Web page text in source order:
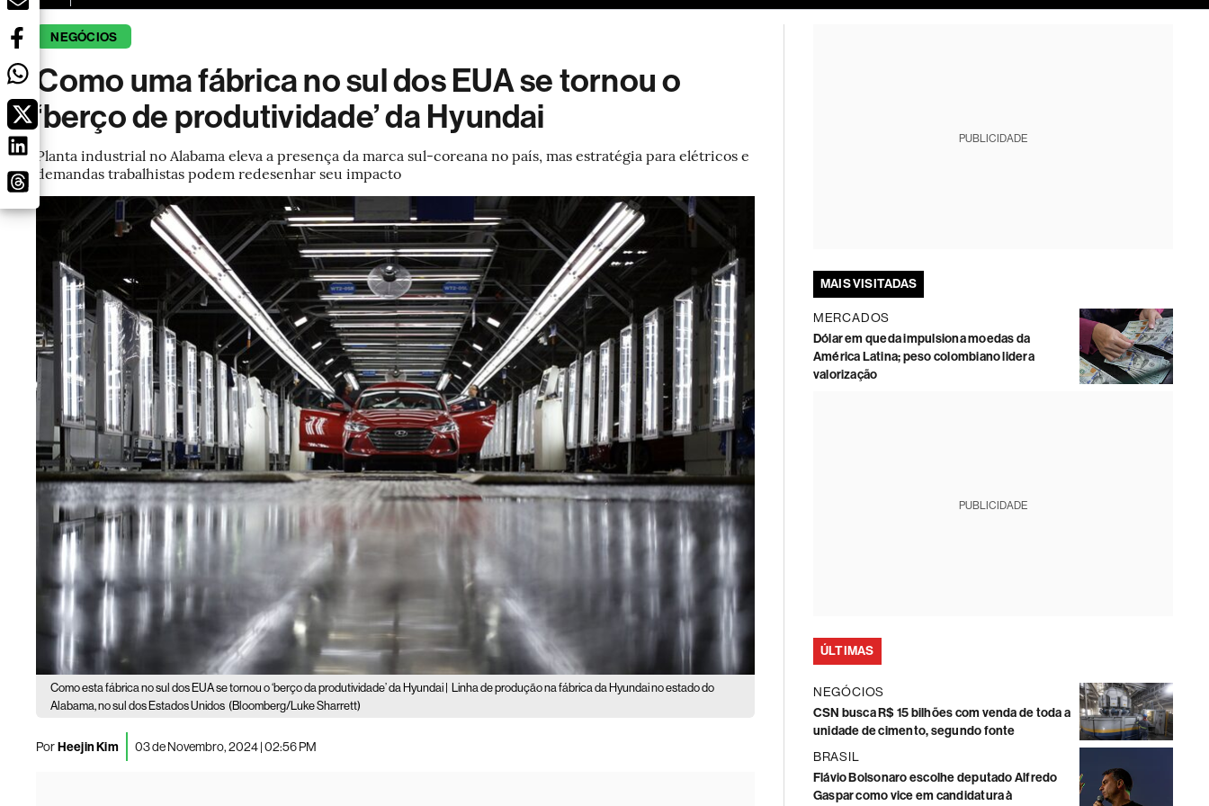
NEGÓCIOS
Como uma fábrica no sul dos EUA se tornou o
‘berço de produtividade’ da Hyundai
Planta industrial no Alabama eleva a presença da marca sul-coreana no país, mas estratégia para elétricos e
demandas trabalhistas podem redesenhar seu impacto
Como esta fábrica no sul dos EUA se tornou o ‘berço da produtividade’ da Hyundai |
Linha de produção na fábrica da Hyundai no estado do
Alabama, no sul dos Estados Unidos (Bloomberg/Luke Sharrett)
PorHeejin Kim 03 de Novembro, 2024 | 02:56 PM
PUBLICIDADE
MAIS VISITADAS
MERCADOS
Dólar em queda impulsiona moedas da
América Latina; peso colombiano lidera
valorização
PUBLICIDADE
ÚLTIMAS
NEGÓCIOS
CSN busca R$ 15 bilhões com venda de toda a
unidade de cimento, segundo fonte
BRASIL
Flávio Bolsonaro escolhe deputado Alfredo
Gaspar como vice em candidatura à